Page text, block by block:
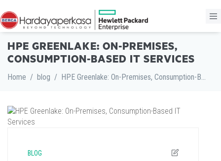
HPE GREENLAKE: ON-PREMISES,
CONSUMPTION-BASED IT SERVICES
Home / blog / HPE Greenlake: On-Premises, Consumption-Based IT Services
BLOG